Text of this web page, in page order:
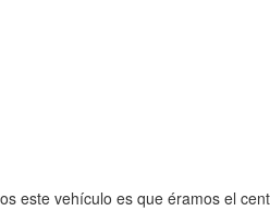
este vehículo es que éramos el